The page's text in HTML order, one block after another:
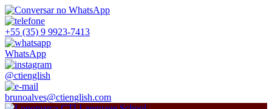
+55 (35) 9 9923-7413
WhatsApp
@ctienglish
brunoalves@ctienglish.com